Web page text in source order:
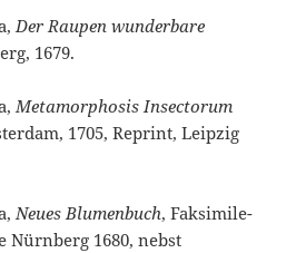
Der Raupen wunderbare
1679.
Metamorphosis Insectorum
1705, Reprint, Leipzig
Neues Blumenbuch, Faksimile-
Nürnberg 1680, nebst